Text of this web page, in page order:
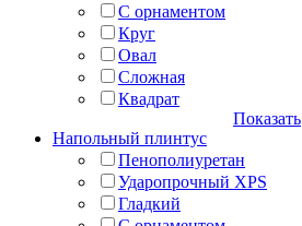
С орнаментом
Круг
Овал
Сложная
Квадрат
Показать
Напольный плинтус
Пенополиуретан
Ударопрочный XPS
Гладкий